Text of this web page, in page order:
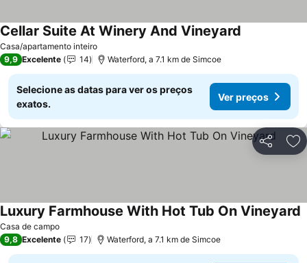
Casa/apartamento inteiro
Cellar Suite At Winery And Vineyard
9,9 Excelente 14 Waterford, a 7.1 km de Simcoe
Selecione as datas para ver os preços
exatos.
Ver preços
Partilhar
Casa de campo
Luxury Farmhouse With Hot Tub On Vineyard
9,8 Excelente 17 Waterford, a 7.1 km de Simcoe